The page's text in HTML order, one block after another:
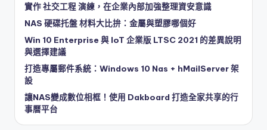
實作 社交工程 演練，在企業內部加強整理資安意識
NAS 硬碟托盤 材料大比拚：金屬與塑膠哪個好
Win 10 Enterprise 與 IoT 企業版 LTSC 2021 的差異說明
與選擇建議
打造專屬郵件系統：Windows 10 Nas + hMailServer 架
設
讓NAS變成數位相框！使用 Dakboard 打造全家共享的行
事曆平台